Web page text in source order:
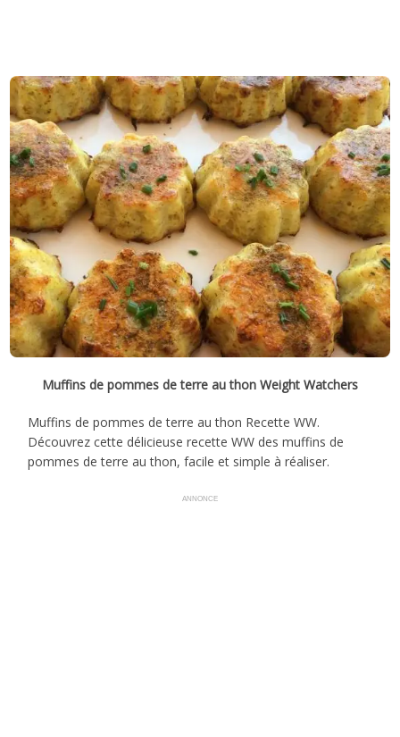
Muffins de pommes de terre au thon Weight Watchers
Muffins de pommes de terre au thon Recette WW.
Découvrez cette délicieuse recette WW des muffins de
pommes de terre au thon, facile et simple à réaliser.
ANNONCE